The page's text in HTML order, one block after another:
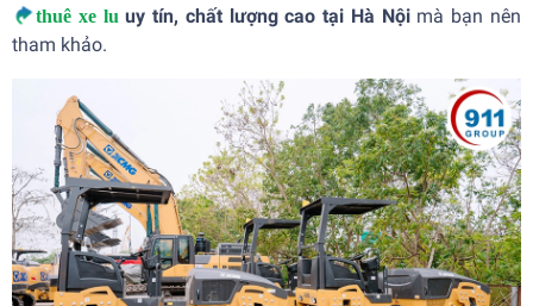
thuê xe luuy tín, chất lượng cao tại Hà Nộimà bạn nên
tham khảo.